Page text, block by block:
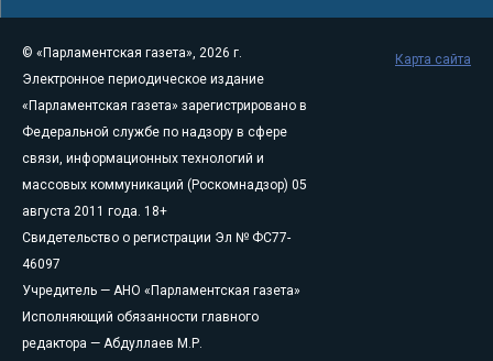
© «Парламентская газета», 2026 г.
Электронное периодическое издание
«Парламентская газета» зарегистрировано в
Федеральной службе по надзору в сфере
связи, информационных технологий и
массовых коммуникаций (Роскомнадзор) 05
августа 2011 года. 18+
Свидетельство о регистрации Эл № ФС77-
46097
Учредитель — АНО «Парламентская газета»
Исполняющий обязанности главного
редактора — Абдуллаев М.Р.
Карта сайта